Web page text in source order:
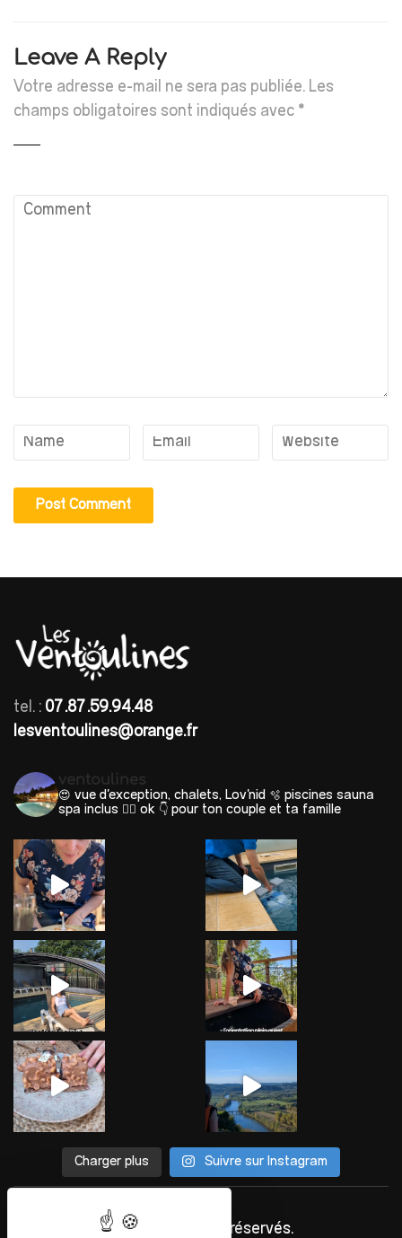
Leave A Reply
Votre adresse e-mail ne sera pas publiée. Les
champs obligatoires sont indiqués avec *
tel. : 07.87.59.94.48
lesventoulines@orange.fr
ventoulines
😍 vue d'exception, chalets, Lov'nid 🫧 piscines sauna
spa inclus 🐕‍🦺 ok 👇 pour ton couple et ta famille
Charger plus Suivre sur Instagram
2023. Tous droits réservés.